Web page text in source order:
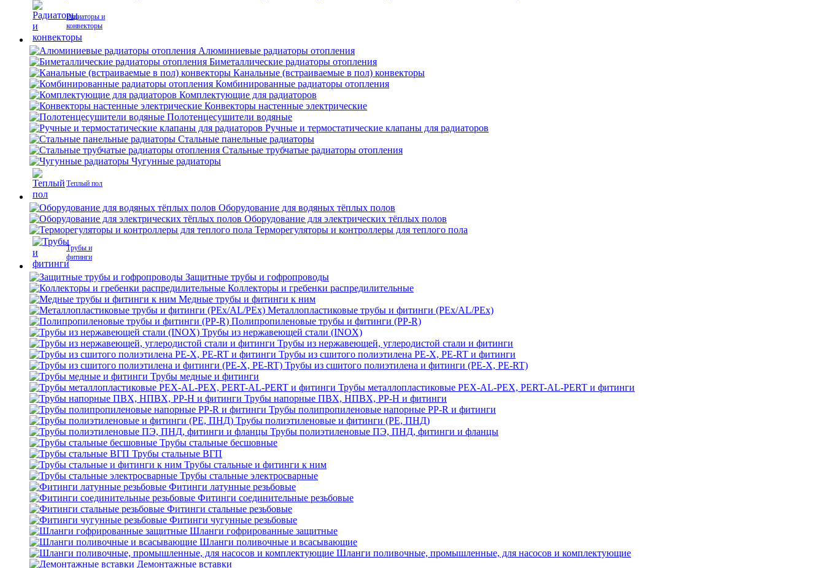
Радиаторы и
конвекторы
Алюминиевые радиаторы отопления
Биметаллические радиаторы отопления
Канальные (встраиваемые в пол) конвекторы
Комбинированные радиаторы отопления
Комплектующие для радиаторов
Конвекторы настенные электрические
Полотенцесушители водяные
Ручные и термостатические клапаны для радиаторов
Стальные панельные радиаторы
Стальные трубчатые радиаторы отопления
Чугунные радиаторы
Теплый пол
Оборудование для водяных тёплых полов
Оборудование для электрических тёплых полов
Терморегуляторы и контроллеры для теплого пола
Трубы и
фитинги
Защитные трубы и гофропроводы
Коллекторы и гребенки распредилительные
Медные трубы и фитинги к ним
Металлопластиковые трубы и фитинги (PEx/AL/PEx)
Полипропиленовые трубы и фитинги (PP-R)
Трубы из нержавеющей стали (INOX)
Трубы из нержавеющей, углеродистой стали и фитинги
Трубы из сшитого полиэтилена PE-X, PE-RT и фитинги
Трубы из сшитого полиэтилена и фитинги (PE-X, PE-RT)
Трубы медные и фитинги
Трубы металлопластиковые PEX-AL-PEX, PERT-AL-PERT и фитинги
Трубы напорные ПВХ, НПВХ, PP-H и фитинги
Трубы полипропиленовые напорные PP-R и фитинги
Трубы полиэтиленовые и фитинги (PE, ПНД)
Трубы полиэтиленовые ПЭ, ПНД, фитинги и фланцы
Трубы стальные бесшовные
Трубы стальные ВГП
Трубы стальные и фитинги к ним
Трубы стальные электросварные
Фитинги латунные резьбовые
Фитинги соединительные резьбовые
Фитинги стальные резьбовые
Фитинги чугунные резьбовые
Шланги гофрированные защитные
Шланги поливочные и всасывающие
Шланги поливочные, промышленные, для насосов и комплектующие
Демонтажные вставки